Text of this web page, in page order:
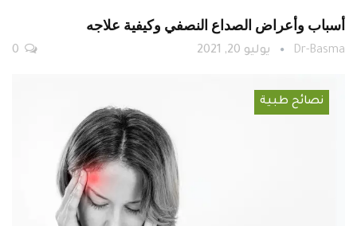
أسباب وأعراض الصداع النصفي وكيفية علاجه
Dr-Basma يوليو 20, 2021
نصائح طبية